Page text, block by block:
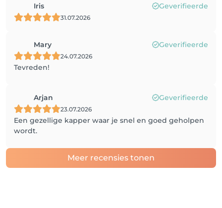
Iris Geverifieerde
31.07.2026
Mary Geverifieerde
24.07.2026
Tevreden!
Arjan Geverifieerde
23.07.2026
Een gezellige kapper waar je snel en goed geholpen
wordt.
Meer recensies tonen